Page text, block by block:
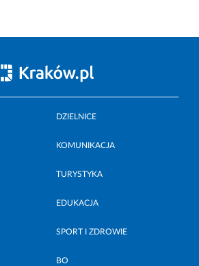
DZIELNICE
KOMUNIKACJA
TURYSTYKA
EDUKACJA
SPORT I ZDROWIE
BO